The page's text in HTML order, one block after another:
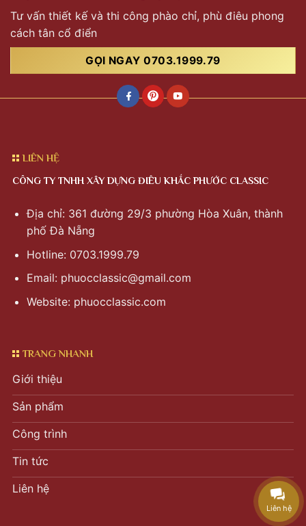
Tư vấn thiết kế và thi công phào chỉ, phù điêu phong
cách tân cổ điển
GỌI NGAY 0703.1999.79
LIÊN HỆ
CÔNG TY TNHH XÂY DỰNG ĐIÊU KHẮC PHƯỚC CLASSIC
Địa chỉ: 361 đường 29/3 phường Hòa Xuân, thành
phố Đà Nẵng
Hotline: 0703.1999.79
Email: phuocclassic@gmail.com
Website: phuocclassic.com
TRANG NHANH
Giới thiệu
Sản phẩm
Công trình
Tin tức
Liên hệ
Liên hệ